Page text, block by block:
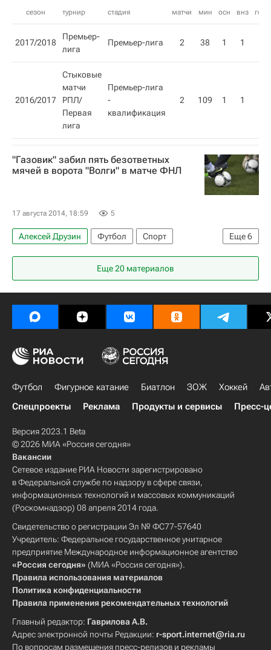
сезон турнир стадия матчи мин осн внз гол
2017/2018
Премьер-
лига
Премьер-лига 2 38 1 1
2016/2017
Стыковые
матчи
РПЛ/
Первая
лига
Премьер-лига
-
квалификация
2 109 1 1
"Газовик" забил пять безответных
мячей в ворота "Волги" в матче ФНЛ
17 августа 2014, 18:59 5
Еще6
Алексей Друзин Футбол
Спорт
Первая лига
Волга (Нижний Новгород)
Сергей Бреев
Антон Кобялко
Адесойе Ойеволе
Еще 20 материалов
Футбол Фигурное катание Биатлон ЗОЖ Хоккей
Спецпроекты
Реклама Продукты и сервисы Пресс-
Версия 2023.1 Beta
© 2026 МИА «Россия сегодня»
Вакансии
Сетевое издание РИА Новости зарегистрировано
в Федеральной службе по надзору в сфере связи,
информационных технологий и массовых коммуникаций
(Роскомнадзор) 08 апреля 2014 года.
Свидетельство о регистрации Эл № ФС77-57640
Учредитель: Федеральное государственное унитарное
предприятие Международное информационное агентство
«Россия сегодня» (МИА «Россия сегодня»).
Правила использования материалов
Политика конфиденциальности
Правила применения рекомендательных технологий
Главный редактор: Гаврилова А.В.
Адрес электронной почты Редакции: r-sport.internet@ria.ru
По вопросам размещения пресс-релизов и рекламы